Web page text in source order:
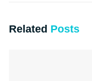
Related Posts